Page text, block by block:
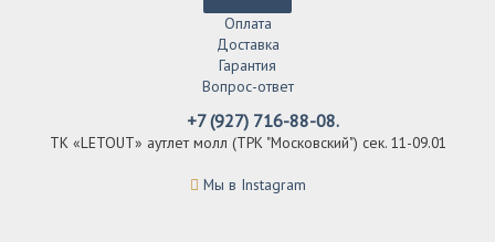
Оплата
Доставка
Гарантия
Вопрос-ответ
+7 (927) 716-88-08.
ТК «LETOUT» аутлет молл (ТРК "Московский") сек. 11-09.01
Мы в Instagram